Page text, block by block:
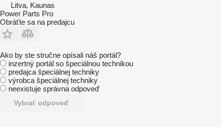
Litva, Kaunas
Power Parts Pro
Obráťte sa na predajcu
Ako by ste stručne opísali náš portál?
inzertný portál so špeciálnou technikou
predajca špeciálnej techniky
výrobca špeciálnej techniky
neexistuje správna odpoveď
Vybrať odpoveď